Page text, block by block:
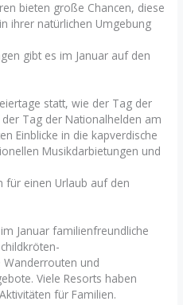
bieten große Chancen, diese
ihrer natürlichen Umgebung
gibt es im Januar auf den
statt, wie der Tag der
Tag der Nationalhelden am
Einblicke in die kapverdische
Musikdarbietungen und
für einen Urlaub auf den
Januar familienfreundliche
Wanderrouten und
Viele Resorts haben
für Familien.